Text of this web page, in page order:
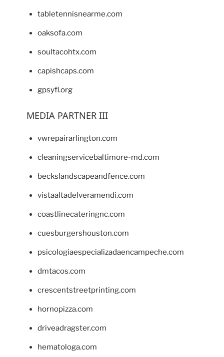
tabletennisnearme.com
oaksofa.com
soultacohtx.com
capishcaps.com
gpsyfl.org
MEDIA PARTNER III
vwrepairarlington.com
cleaningservicebaltimore-md.com
beckslandscapeandfence.com
vistaaltadelveramendi.com
coastlinecateringnc.com
cuesburgershouston.com
psicologiaespecializadaencampeche.com
dmtacos.com
crescentstreetprinting.com
hornopizza.com
driveadragster.com
hematologa.com